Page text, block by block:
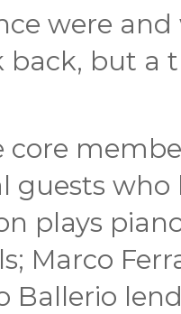
were
back, but a
core
guests
plays
Marco
Ballerio